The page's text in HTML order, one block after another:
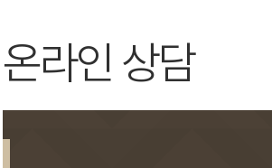
온라인 상담